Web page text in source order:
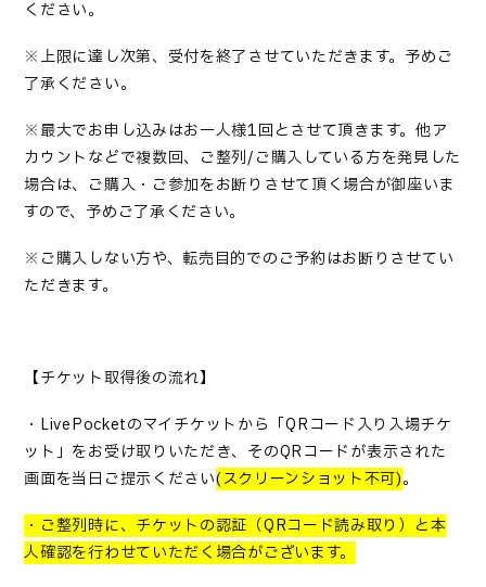
ください。
※上限に達し次第、受付を終了させていただきます。予めご
了承ください。
※最大でお申し込みはお一人様1回とさせて頂きます。他ア
カウントなどで複数回、ご整列/ご購入している方を発見した
場合は、ご購入・ご参加をお断りさせて頂く場合が御座いま
すので、予めご了承ください。
※ご購入しない方や、転売目的でのご予約はお断りさせてい
ただきます。
【チケット取得後の流れ】
・ LivePocketのマイチケットから「QRコード入り入場チケ
ット」をお受け取りいただき、そのQRコードが表示された
画面を当日ご提示ください(スクリーンショット不可)。
・ご整列時に、チケットの認証（QRコード読み取り）と本
人確認を行わせていただく場合がございます。